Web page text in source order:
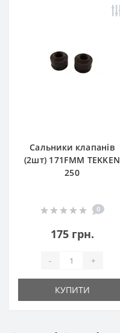
Сальники клапанів
(2шт) 171FMM TEKKEN
250
0
175 грн.
- +
КУПИТИ